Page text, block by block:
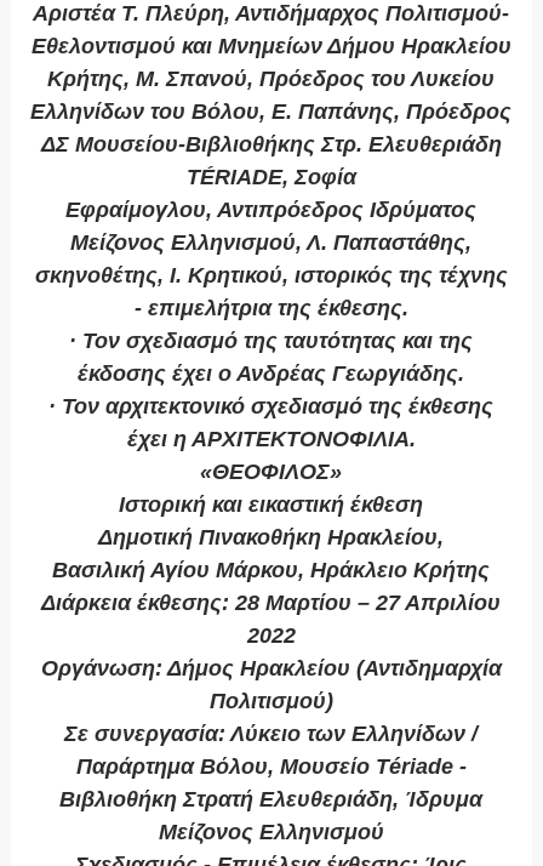
Αριστέα Τ. Πλεύρη, Αντιδήμαρχος Πολιτισμού-
Εθελοντισμού και Μνημείων Δήμου Ηρακλείου
Κρήτης, Μ. Σπανού, Πρόεδρος του Λυκείου
Ελληνίδων του Βόλου, Ε. Παπάνης, Πρόεδρος
ΔΣ Μουσείου-Βιβλιοθήκης Στρ. Ελευθεριάδη
TÉRIADE, Σοφία
Εφραίμογλου, Αντιπρόεδρος Ιδρύματος
Μείζονος Ελληνισμού, Λ. Παπαστάθης,
σκηνοθέτης, Ι. Κρητικού, ιστορικός της τέχνης
- επιμελήτρια της έκθεσης.
· Τον σχεδιασμό της ταυτότητας και της
έκδοσης έχει ο Ανδρέας Γεωργιάδης.
· Τον αρχιτεκτονικό σχεδιασμό της έκθεσης
έχει η ΑΡΧΙΤΕΚΤΟΝΟΦΙΛΙΑ.
«ΘΕΟΦΙΛΟΣ»
Ιστορική και εικαστική έκθεση
Δημοτική Πινακοθήκη Ηρακλείου,
Βασιλική Αγίου Μάρκου, Ηράκλειο Κρήτης
Διάρκεια έκθεσης: 28 Μαρτίου – 27 Απριλίου
2022
Οργάνωση: Δήμος Ηρακλείου (Αντιδημαρχία
Πολιτισμού)
Σε συνεργασία: Λύκειο των Ελληνίδων /
Παράρτημα Βόλου, Μουσείο Tériade -
Βιβλιοθήκη Στρατή Ελευθεριάδη, Ίδρυμα
Μείζονος Ελληνισμού